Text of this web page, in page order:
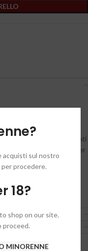
acquisti sul nostro
procedere.
18?
shop on our site.
proceed.
MINORENNE
al centro delle colline
scandite da procedimenti
dall’industria per
per esaltare il
la digeribilità